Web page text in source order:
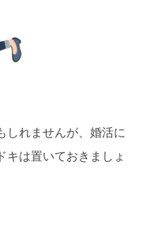
しれませんが、婚活に
キは置いておきましょ